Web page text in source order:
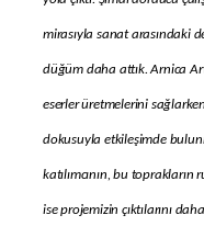
mirasıyla sanat arasındaki
düğüm daha attık. Arnica
eserler üretmelerini
dokusuyla etkileşimde
katılımcının, bu toprakların
ise projemizin çıktılarını